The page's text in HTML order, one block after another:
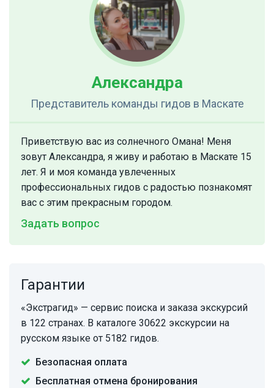
Александра
Представитель команды гидов в Маскате
Приветствую вас из солнечного Омана! Меня
зовут Александра, я живу и работаю в Маскате 15
лет. Я и моя команда увлеченных
профессиональных гидов с радостью познакомят
вас с этим прекрасным городом.
Задать вопрос
Гарантии
«Экстрагид» — сервис поиска и заказа экскурсий
в 122 странах. В каталоге 30622 экскурсии на
русском языке от 5182 гидов.
Безопасная оплата
Бесплатная отмена бронирования